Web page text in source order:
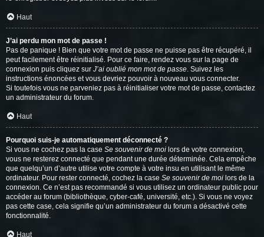
Haut
J’ai perdu mon mot de passe !
Pas de panique ! Bien que votre mot de passe ne puisse pas être récupéré, il
peut facilement être réinitialisé. Pour ce faire, rendez vous sur la page de
connexion puis cliquez sur J’ai oublié mon mot de passe. Suivez les
instructions énoncées et vous devriez pouvoir à nouveau vous connecter.
Si toutefois vous ne parveniez pas à réinitialiser votre mot de passe, contactez
un administrateur du forum.
Haut
Pourquoi suis-je automatiquement déconnecté ?
Si vous ne cochez pas la case Se souvenir de moi lors de votre connexion,
vous ne resterez connecté que pendant une durée déterminée. Cela empêche
que quelqu’un d’autre utilise votre compte à votre insu en utilisant le même
ordinateur. Pour rester connecté, cochez la case Se souvenir de moi lors de la
connexion. Ce n’est pas recommandé si vous utilisez un ordinateur public pour
accéder au forum (bibliothèque, cyber-café, université, etc.). Si vous ne voyez
pas cette case, cela signifie qu’un administrateur du forum a désactivé cette
fonctionnalité.
Haut